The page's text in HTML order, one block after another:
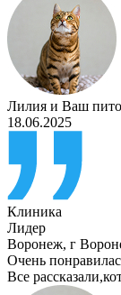
Лилия и Ваш
18.06.2025
Клиника
Лидер
Воронеж, г
Очень
Все